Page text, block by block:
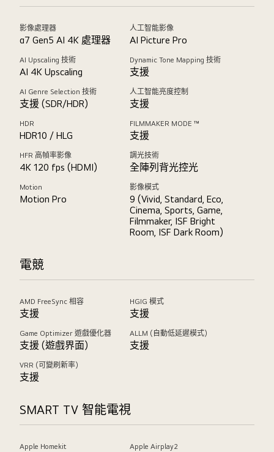
影像處理器
α7 Gen5 AI 4K 處理器
人工智能影像
AI Picture Pro
AI Upscaling 技術
AI 4K Upscaling
Dynamic Tone Mapping 技術
支援
AI Genre Selection 技術
支援 (SDR/HDR)
人工智能亮度控制
支援
HDR
HDR10 / HLG
FILMMAKER MODE ™
支援
HFR 高幀率影像
4K 120 fps (HDMI)
調光技術
全陣列背光控光
Motion
Motion Pro
影像模式
9 (Vivid, Standard, Eco,
Cinema, Sports, Game,
Filmmaker, ISF Bright
Room, ISF Dark Room)
電競
AMD FreeSync 相容
支援
HGIG 模式
支援
Game Optimizer 遊戲優化器
支援 (遊戲界面)
ALLM (自動低延遲模式)
支援
VRR (可變刷新率)
支援
SMART TV 智能電視
Apple Homekit Apple Airplay2